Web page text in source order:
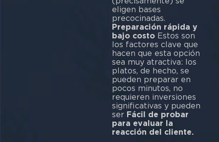
eligen bases
precocinadas.
Preparación rápida y
bajo costoEstos son
los factores clave que
hacen que esta opción
sea muy atractiva: los
platos, de hecho, se
pueden preparar en
pocos minutos, no
requieren inversiones
significativas y pueden
ser Fácil de probar
para evaluar la
reacción del cliente.